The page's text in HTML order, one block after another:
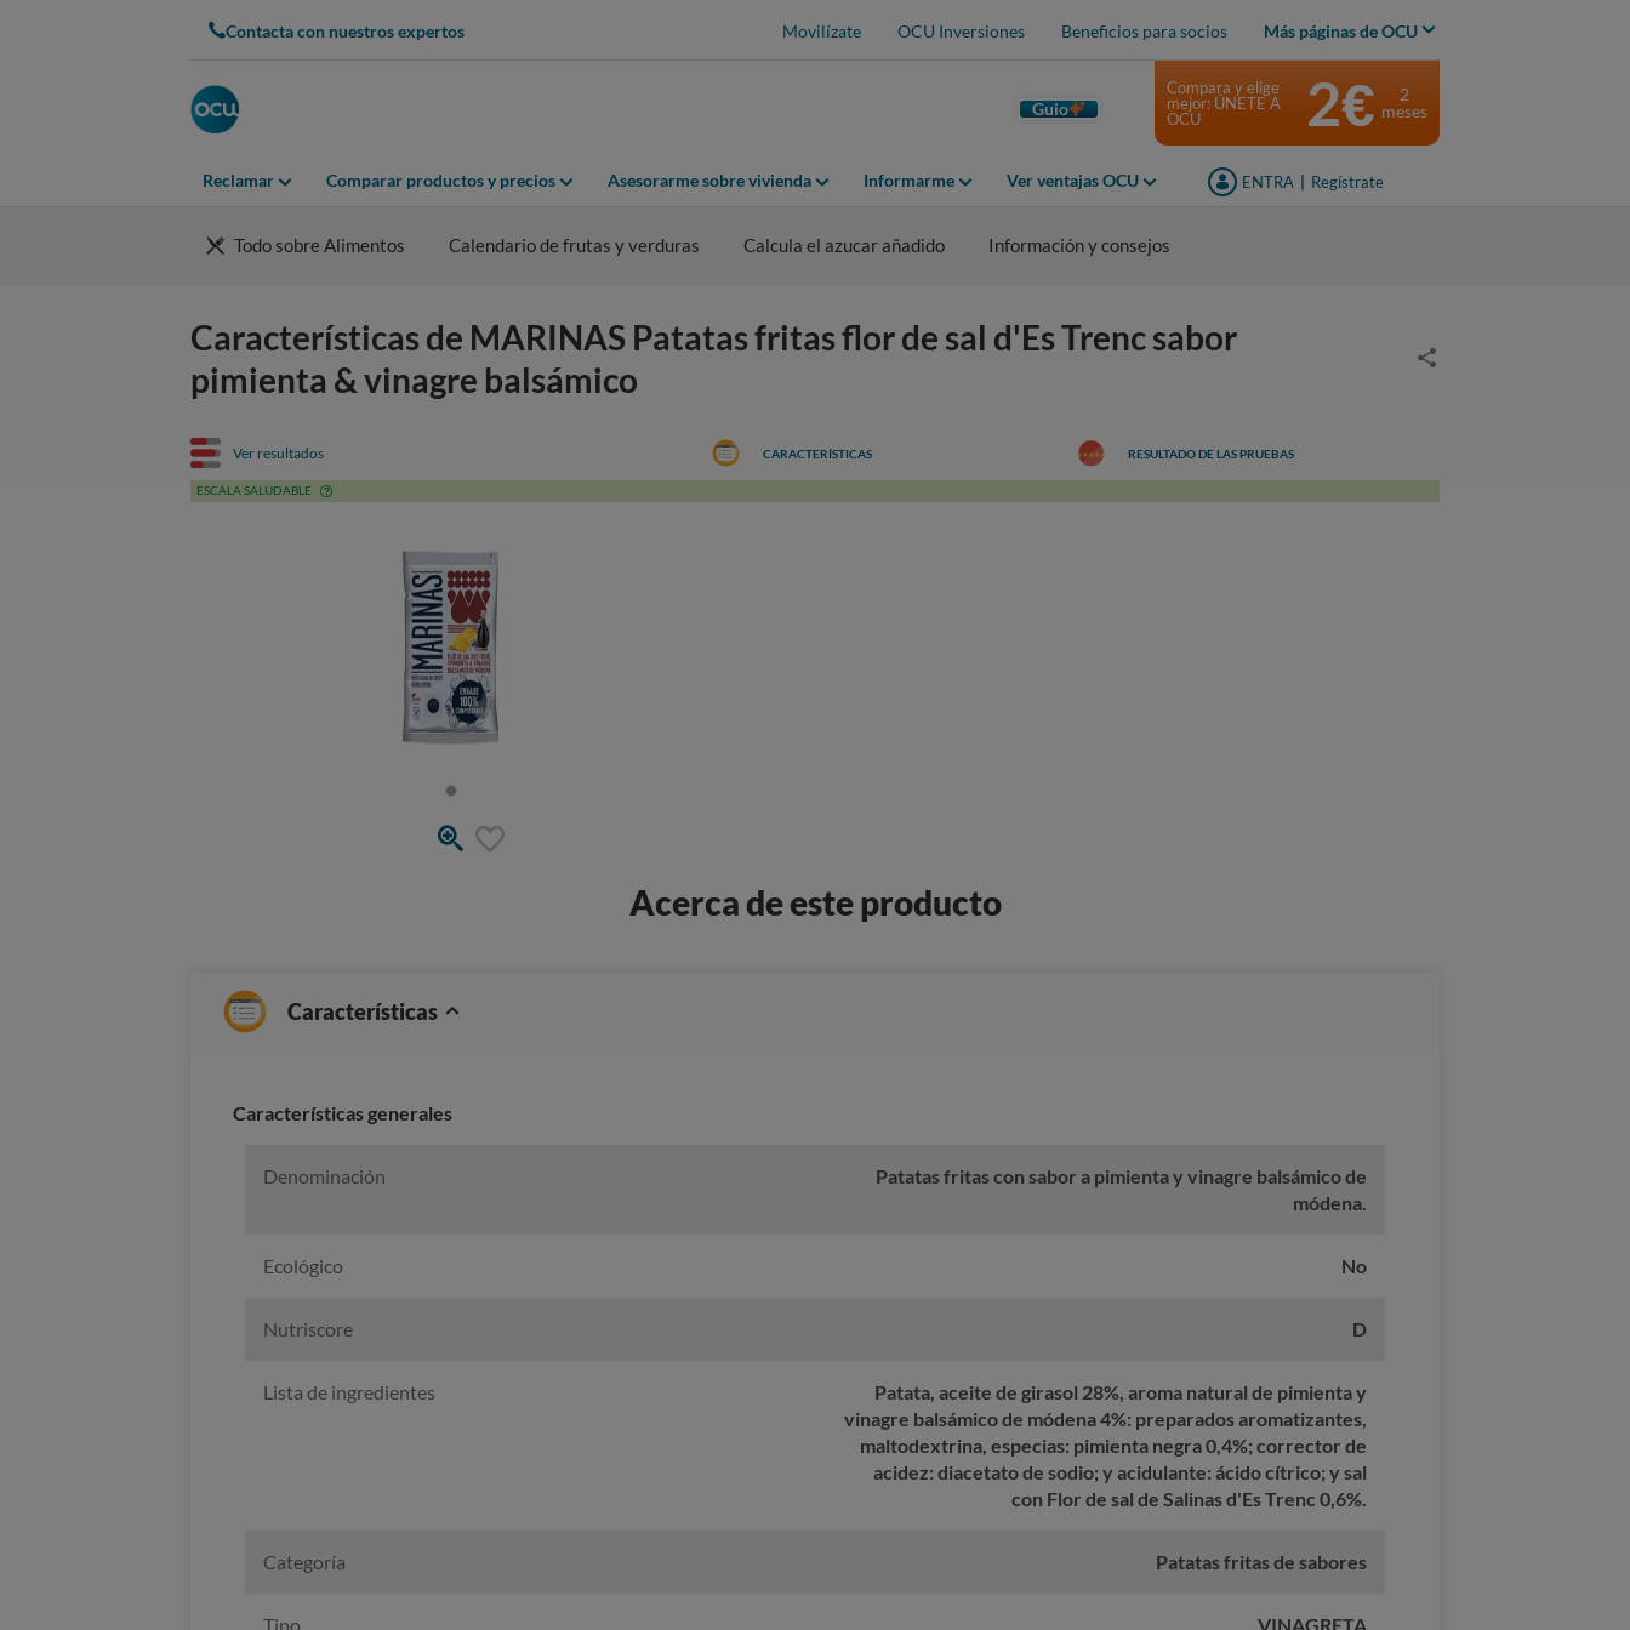
Contacta con nuestros expertos Movilízate OCU Inversiones Beneficios para socios Más páginas de OCU
Guio
Reclamar Comparar productos y precios Asesorarme sobre vivienda Informarme Ver ventajas OCU ENTRA Regístrate
Compara y elige
mejor: ÚNETE A
OCU
2€
2
meses
Todo sobre Alimentos Calendario de frutas y verduras Calcula el azucar añadido Información y consejos
Características de MARINAS Patatas fritas flor de sal d'Es Trenc sabor
pimienta & vinagre balsámico
Ver resultados
ESCALA SALUDABLE
CARACTERÍSTICAS RESULTADO DE LAS PRUEBAS
Acerca de este producto
Características
Características generales
Denominación
Patatas fritas con sabor a pimienta y vinagre balsámico de
módena.
Ecológico No
Nutriscore D
Lista de ingredientes
Patata, aceite de girasol 28%, aroma natural de pimienta y
vinagre balsámico de módena 4%: preparados aromatizantes,
maltodextrina, especias: pimienta negra 0,4%; corrector de
acidez: diacetato de sodio; y acidulante: ácido cítrico; y sal
con Flor de sal de Salinas d'Es Trenc 0,6%.
Categoría Patatas fritas de sabores
Tipo VINAGRETA